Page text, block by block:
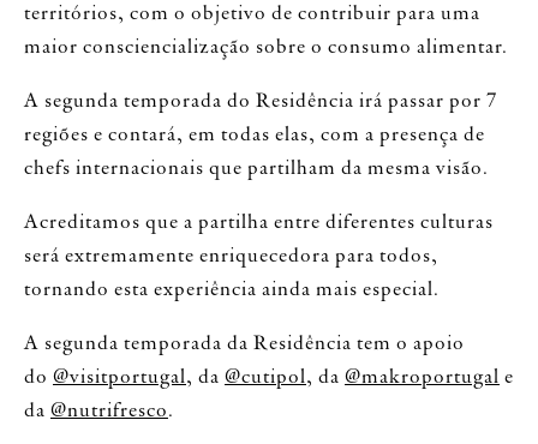
territórios, com o objetivo de contribuir para uma
maior consciencialização sobre o consumo alimentar.
A segunda temporada do Residência irá passar por 7
regiões e contará, em todas elas, com a presença de
chefs internacionais que partilham da mesma visão.
Acreditamos que a partilha entre diferentes culturas
será extremamente enriquecedora para todos,
tornando esta experiência ainda mais especial.
A segunda temporada da Residência tem o apoio
do @visitportugal, da @cutipol, da @makroportugal e
da @nutrifresco.